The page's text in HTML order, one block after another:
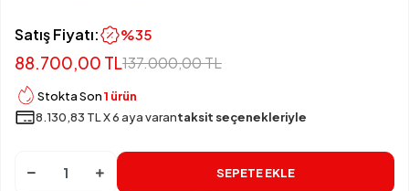
Satış Fiyatı: %35
88.700,00 TL137.000,00 TL
Stokta Son1 ürün
8.130,83 TL X 6 aya varantaksit seçenekleriyle
SEPETE EKLE